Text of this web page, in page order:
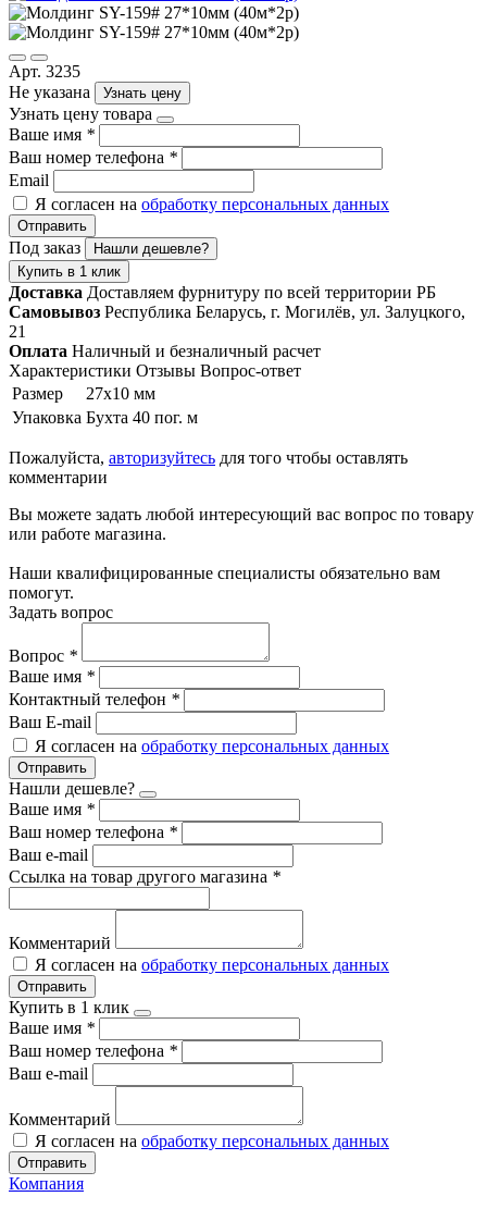
Арт. 3235
Не указана
Узнать цену
Узнать цену товара
Ваше имя *
Ваш номер телефона *
Email
Я согласен на обработку персональных данных
Отправить
Под заказ
Нашли дешевле?
Купить в 1 клик
Доставка Доставляем фурнитуру по всей территории РБ
Самовывоз Республика Беларусь, г. Могилёв, ул. Залуцкого,
21
Оплата Наличный и безналичный расчет
Характеристики Отзывы Вопрос-ответ
Размер
27х10 мм
Упаковка Бухта 40 пог. м
Пожалуйста, авторизуйтесь для того чтобы оставлять
комментарии
Вы можете задать любой интересующий вас вопрос по товару
или работе магазина.
Наши квалифицированные специалисты обязательно вам
помогут.
Задать вопрос
Вопрос *
Ваше имя *
Контактный телефон *
Ваш E-mail
Я согласен на обработку персональных данных
Отправить
Нашли дешевле?
Ваше имя *
Ваш номер телефона *
Ваш e-mail
Ссылка на товар другого магазина *
Комментарий
Я согласен на обработку персональных данных
Отправить
Купить в 1 клик
Ваше имя *
Ваш номер телефона *
Ваш e-mail
Комментарий
Я согласен на обработку персональных данных
Отправить
Компания